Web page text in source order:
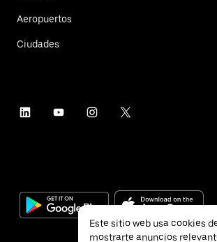
Aeropuertos
Ciudades
Este sitio web usa cookies
mostrarte anuncios